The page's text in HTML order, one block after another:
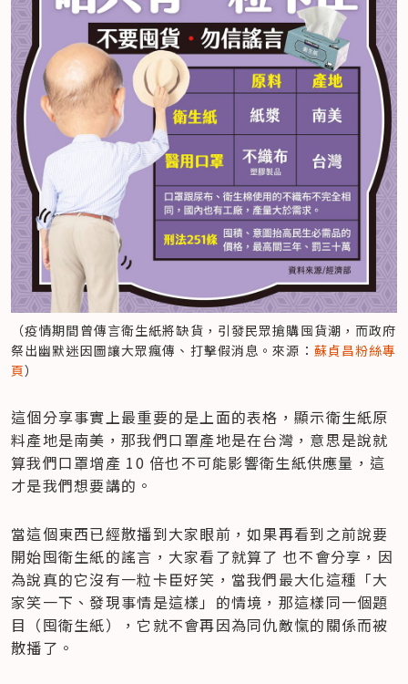
（疫情期間曾傳言衛生紙將缺貨，引發民眾搶購囤貨潮，而政府
祭出幽默迷因圖讓大眾瘋傳、打擊假消息。來源： 蘇貞昌粉絲專
頁）
這個分享事實上最重要的是上面的表格，顯示衛生紙原
料產地是南美，那我們口罩產地是在台灣，意思是說就
算我們口罩增產 10 倍也不可能影響衛生紙供應量，這
才是我們想要講的。
當這個東西已經散播到大家眼前，如果再看到之前說要
開始囤衛生紙的謠言，大家看了就算了 也不會分享，因
為說真的它沒有一粒卡臣好笑，當我們最大化這種「大
家笑一下、發現事情是這樣」的情境，那這樣同一個題
目（囤衛生紙），它就不會再因為同仇敵愾的關係而被
散播了。